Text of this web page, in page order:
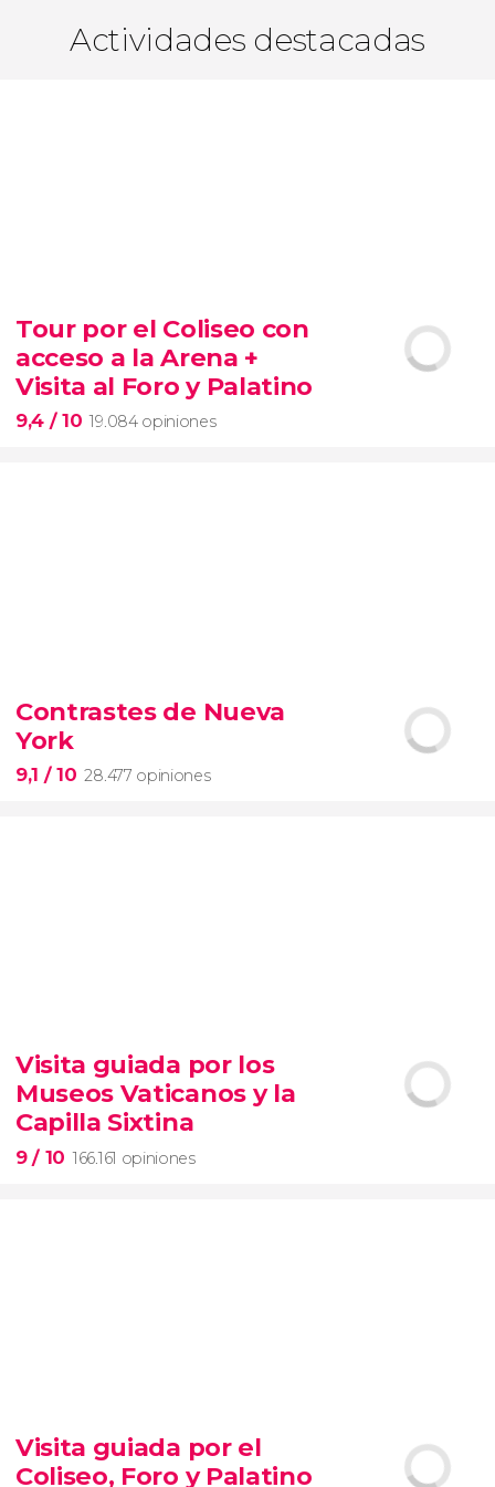
Actividades destacadas
Tour por el Coliseo con
acceso a la Arena +
Visita al Foro y Palatino
9,4 / 10 19.084 opiniones
Arena de gladiadores
visita del
Coliseo Romano
el Foro y el
Contrastes de Nueva
York
9,1 / 10 28.477 opiniones
Contrastes de Nueva York
barrios de Queens, el Bronx y Brooklyn
Visita guiada por los
Museos Vaticanos y la
Capilla Sixtina
9/ 10 166.161 opiniones
visita guiada por los Museos Vaticanos y la Capilla
Sixtina
Visita guiada por el
Coliseo, Foro y Palatino